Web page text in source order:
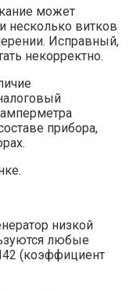
может
несколько витков
Исправный,
некорректно.
прибора,
низкой
любые
(коэффициент